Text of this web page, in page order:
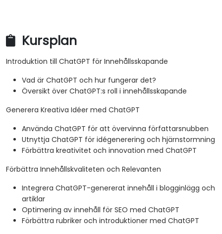
Kursplan
Introduktion till ChatGPT för Innehållsskapande
Vad är ChatGPT och hur fungerar det?
Översikt över ChatGPT:s roll i innehållsskapande
Generera Kreativa Idéer med ChatGPT
Använda ChatGPT för att övervinna författarsnubben
Utnyttja ChatGPT för idégenerering och hjärnstormning
Förbättra kreativitet och innovation med ChatGPT
Förbättra Innehållskvaliteten och Relevanten
Integrera ChatGPT-genererat innehåll i blogginlägg och
artiklar
Optimering av innehåll för SEO med ChatGPT
Förbättra rubriker och introduktioner med ChatGPT